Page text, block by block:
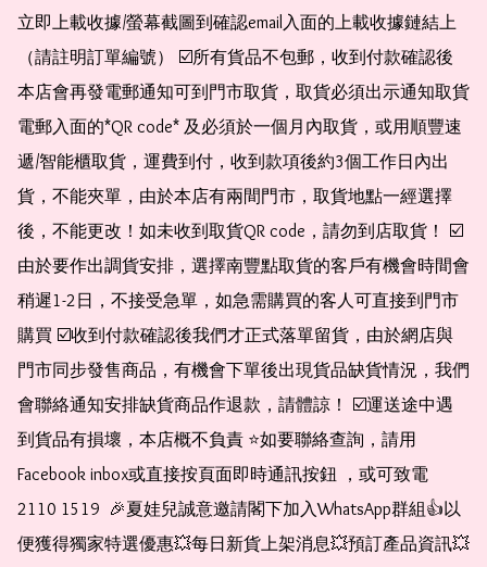
立即上載收據/螢幕截圖到確認email入面的上載收據鏈結上
（請註明訂單編號） ☑️所有貨品不包郵，收到付款確認後
本店會再發電郵通知可到門市取貨，取貨必須出示通知取貨
電郵入面的*QR code* 及必須於一個月內取貨，或用順豐速
遞/智能櫃取貨，運費到付，收到款項後約3個工作日內出
貨，不能夾單，由於本店有兩間門市，取貨地點一經選擇
後，不能更改！如未收到取貨QR code，請勿到店取貨！ ☑️
由於要作出調貨安排，選擇南豐點取貨的客戶有機會時間會
稍遲1-2日，不接受急單，如急需購買的客人可直接到門市
購買 ☑️收到付款確認後我們才正式落單留貨，由於網店與
門市同步發售商品，有機會下單後出現貨品缺貨情況，我們
會聯絡通知安排缺貨商品作退款，請體諒！ ☑️運送途中遇
到貨品有損壞，本店概不負責 ⭐️如要聯絡查詢，請用
Facebook inbox或直接按頁面即時通訊按鈕 ，或可致電
2110 1519  🎉夏娃兒誠意邀請閣下加入WhatsApp群組👍以
便獲得獨家特選優惠💥每日新貨上架消息💥預訂產品資訊💥